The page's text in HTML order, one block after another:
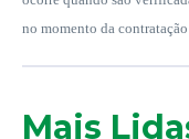
no momento da
Mais